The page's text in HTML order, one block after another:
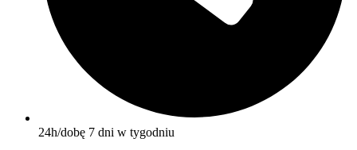
24h/dobę 7 dni w tygodniu